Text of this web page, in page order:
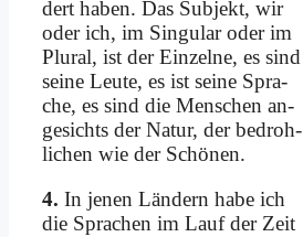
dert ha­ben. Das Sub­jekt, wir
oder ich, im Sin­gu­lar oder im
Plu­ral, ist der Ein­zel­ne, es sind
sei­ne Leu­te, es ist sei­ne Spra­
che, es sind die Men­schen an­
ge­sichts der Na­tur, der be­droh­
li­chen wie der Schö­nen.
4. In je­nen Län­dern ha­be ich
die Spra­chen im Lauf der Zeit